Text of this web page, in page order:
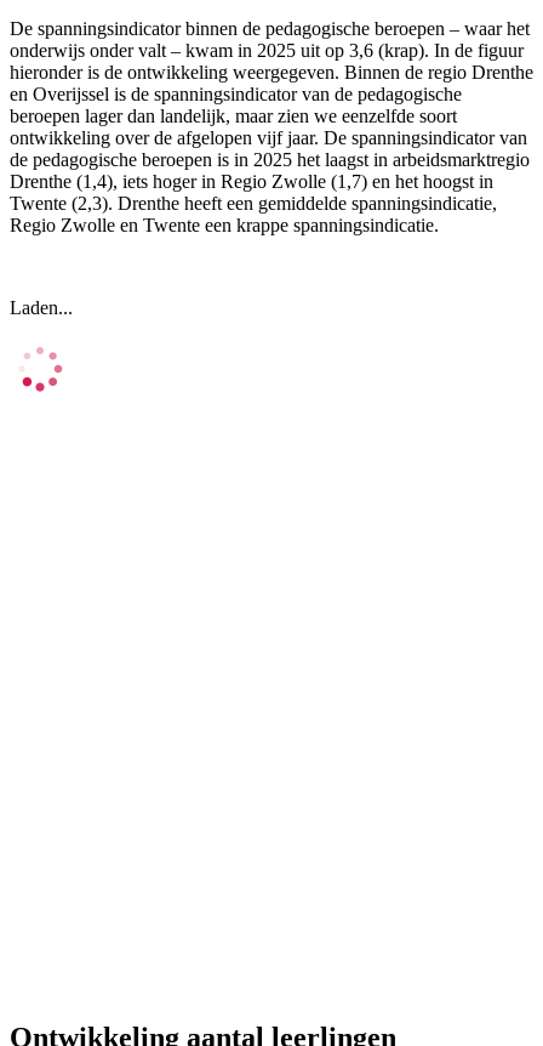
De spanningsindicator binnen de pedagogische beroepen – waar het
onderwijs onder valt – kwam in 2025 uit op 3,6 (krap). In de figuur
hieronder is de ontwikkeling weergegeven. Binnen de regio Drenthe
en Overijssel is de spanningsindicator van de pedagogische
beroepen lager dan landelijk, maar zien we eenzelfde soort
ontwikkeling over de afgelopen vijf jaar. De spanningsindicator van
de pedagogische beroepen is in 2025 het laagst in arbeidsmarktregio
Drenthe (1,4), iets hoger in Regio Zwolle (1,7) en het hoogst in
Twente (2,3). Drenthe heeft een gemiddelde spanningsindicatie,
Regio Zwolle en Twente een krappe spanningsindicatie.
Laden...
Ontwikkeling aantal leerlingen